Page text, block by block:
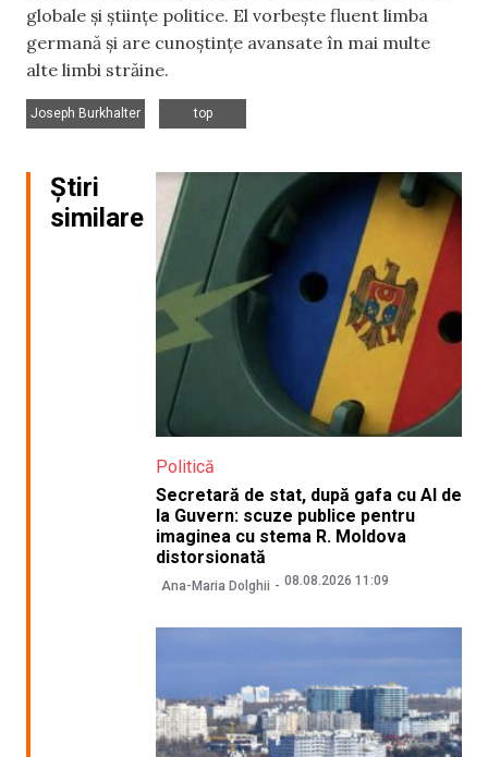
globale și științe politice. El vorbește fluent limba
germană și are cunoștințe avansate în mai multe
alte limbi străine.
Joseph Burkhalter
top
Știri
similare
Politică
Secretară de stat, după gafa cu AI de
la Guvern: scuze publice pentru
imaginea cu stema R. Moldova
distorsionată
Ana-Maria Dolghii 08.08.2026 11:09